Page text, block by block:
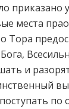
приказано
места
Тора
и